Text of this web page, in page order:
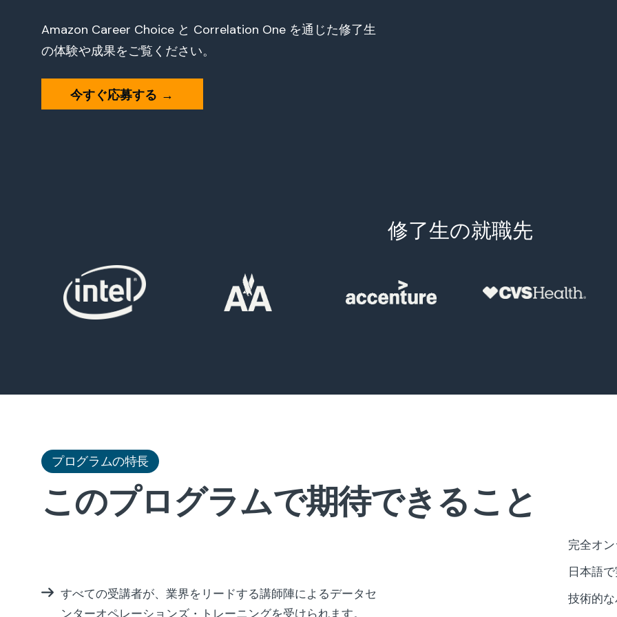
Amazon Career Choice と Correlation One を通じた修了生
の体験や成果をご覧ください。
今すぐ応募する →
修了生の就職先
プログラムの特長
このプログラムで期待できること
すべての受講者が、業界をリードする講師陣によるデータセ
ンターオペレーションズ・トレーニングを受けられます。
完全オ
日本語
技術的